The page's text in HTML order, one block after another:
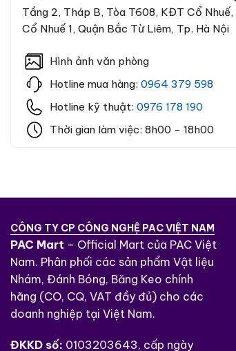
Tầng 2, Tháp B, Tòa T608, KĐT Cổ Nhuế,
Cổ Nhuế 1, Quận Bắc Từ Liêm, Tp. Hà Nội
Hình ảnh văn phòng
Hotline mua hàng: 0964 379 598
Hotline kỹ thuật: 0976 178 190
Thời gian làm việc: 8h00 - 18h00
CÔNG TY CP CÔNG NGHỆ PAC VIỆT NAM
PAC Mart – Official Mart của PAC Việt
Nam. Phân phối các sản phẩm Vật liệu
Nhám, Đánh Bóng, Băng Keo chính
hãng (CO, CQ, VAT đầy đủ) cho các
doanh nghiệp tại Việt Nam.
ĐKKD số: 0103203643, cấp ngày